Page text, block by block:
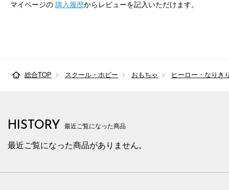
マイページの 購入履歴からレビューを記入いただけます。
総合TOP スクール・ホビー おもちゃ ヒーロー・なりき
HISTORY 最近ご覧になった商品
最近ご覧になった商品がありません。